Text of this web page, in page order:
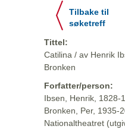
Tilbake til
søketreff
Tittel:
Catilina / av Henrik
Bronken
Forfatter/person:
Ibsen, Henrik, 1828-
Bronken, Per, 1935-
Nationaltheatret